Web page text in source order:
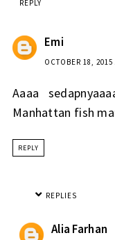
REPLY
Emi
OCTOBER 18, 2015
Aaaa
Manhattan fish
REPLY
REPLIES
Alia Farhan